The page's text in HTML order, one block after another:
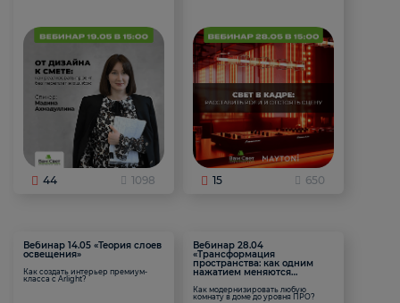
44 1098 15 650
Вебинар 14.05 «Теория слоев
освещения»
Как создать интерьер премиум-
класса с Arlight?
Вебинар 28.04
«Трансформация
пространства: как одним
нажатием меняются
Как модернизировать любую
комнату в доме до уровня ПРО?